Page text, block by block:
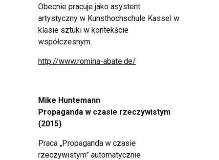
Obecnie pracuje jako asystent
artystyczny w Kunsthochschule Kassel w
klasie sztuki w kontekście
współczesnym.
http://www.romina-abate.de/
Mike Huntemann
Propaganda w czasie rzeczywistym
(2015)
Praca „Propaganda w czasie
rzeczywistym” automatycznie